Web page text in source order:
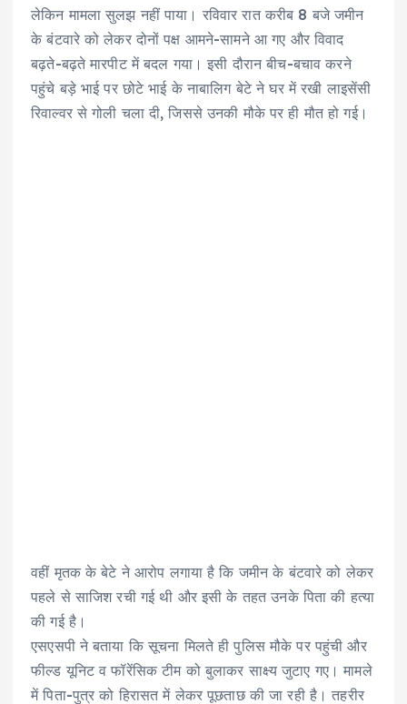
लेकिन मामला सुलझ नहीं पाया। रविवार रात करीब 8 बजे जमीन
के बंटवारे को लेकर दोनों पक्ष आमने-सामने आ गए और विवाद
बढ़ते-बढ़ते मारपीट में बदल गया। इसी दौरान बीच-बचाव करने
पहुंचे बड़े भाई पर छोटे भाई के नाबालिग बेटे ने घर में रखी लाइसेंसी
रिवाल्वर से गोली चला दी, जिससे उनकी मौके पर ही मौत हो गई।
वहीं मृतक के बेटे ने आरोप लगाया है कि जमीन के बंटवारे को लेकर
पहले से साजिश रची गई थी और इसी के तहत उनके पिता की हत्या
की गई है।
एसएसपी ने बताया कि सूचना मिलते ही पुलिस मौके पर पहुंची और
फील्ड यूनिट व फॉरेंसिक टीम को बुलाकर साक्ष्य जुटाए गए। मामले
में पिता-पुत्र को हिरासत में लेकर पूछताछ की जा रही है। तहरीर